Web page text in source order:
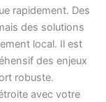
rapidement. Des
des solutions
local. Il est
des enjeux
robuste.
avec votre